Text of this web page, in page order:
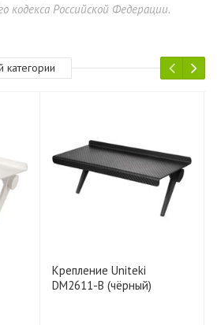
кодекса Российской Федерации.
категории
Крепление Uniteki
DM2611-B (чёрный)